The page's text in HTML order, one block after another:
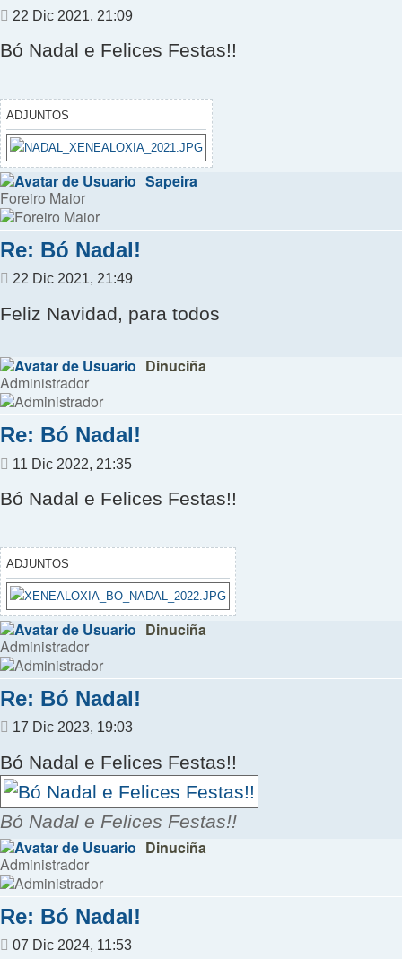
Mensaje
22 Dic 2021, 21:09
Bó Nadal e Felices Festas!!
ADJUNTOS
Sapeira
Foreiro Maior
Re: Bó Nadal!
Mensaje
22 Dic 2021, 21:49
Feliz Navidad, para todos
Dinuciña
Administrador
Re: Bó Nadal!
Mensaje
11 Dic 2022, 21:35
Bó Nadal e Felices Festas!!
ADJUNTOS
Dinuciña
Administrador
Re: Bó Nadal!
Mensaje
17 Dic 2023, 19:03
Bó Nadal e Felices Festas!!
Bó Nadal e Felices Festas!!
Dinuciña
Administrador
Re: Bó Nadal!
Mensaje
07 Dic 2024, 11:53